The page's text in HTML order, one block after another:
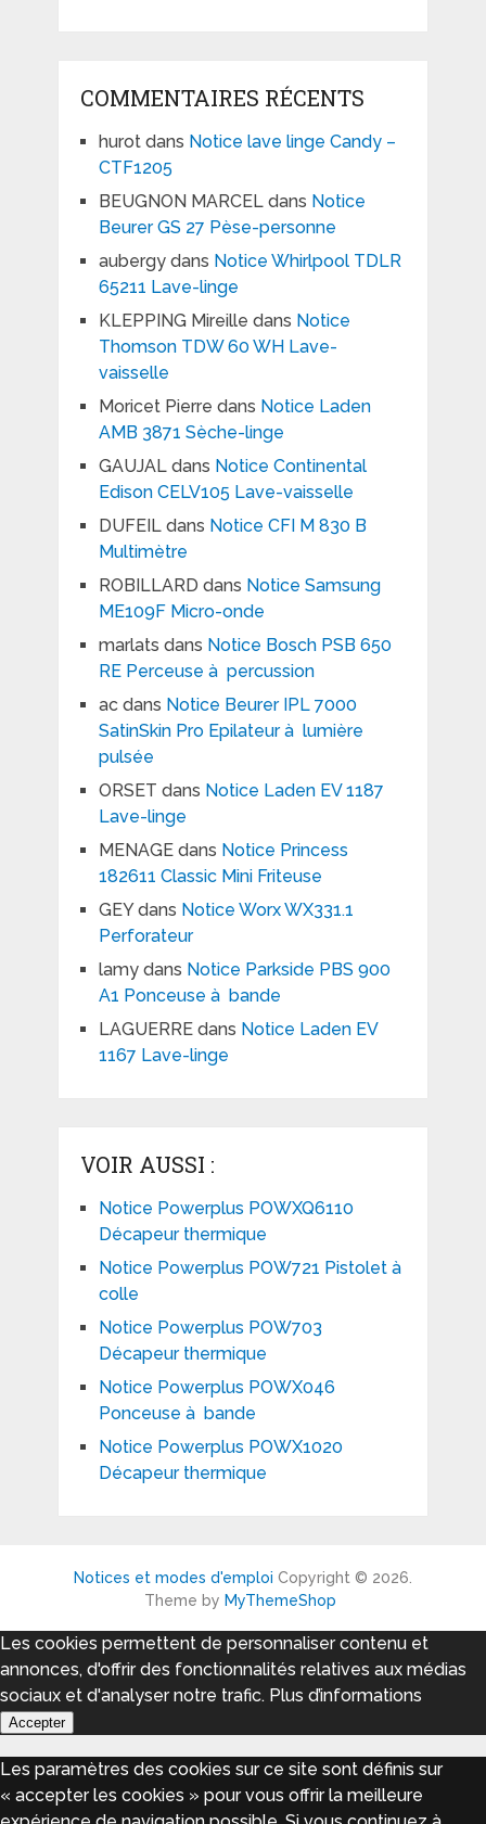
COMMENTAIRES RÉCENTS
hurotdans Notice lave linge Candy –
CTF1205
BEUGNON MARCELdans Notice
Beurer GS 27 Pèse-personne
aubergydans Notice Whirlpool TDLR
65211 Lave-linge
KLEPPING Mireille dans Notice
Thomson TDW 60 WH Lave-
vaisselle
Moricet Pierre dans Notice Laden
AMB 3871 Sèche-linge
GAUJALdans Notice Continental
Edison CELV105 Lave-vaisselle
DUFEILdans Notice CFI M 830 B
Multimètre
ROBILLARD dans Notice Samsung
ME109F Micro-onde
marlats dans Notice Bosch PSB 650
RE Perceuse à percussion
acdans Notice Beurer IPL 7000
SatinSkin Pro Epilateur à lumière
pulsée
ORSET dans Notice Laden EV 1187
Lave-linge
MENAGEdans Notice Princess
182611 Classic Mini Friteuse
GEYdans Notice Worx WX331.1
Perforateur
lamydans Notice Parkside PBS 900
A1 Ponceuse à bande
LAGUERREdans Notice Laden EV
1167 Lave-linge
VOIR AUSSI :
Notice Powerplus POWXQ6110
Décapeur thermique
Notice Powerplus POW721 Pistolet à
colle
Notice Powerplus POW703
Décapeur thermique
Notice Powerplus POWX046
Ponceuse à bande
Notice Powerplus POWX1020
Décapeur thermique
Notices et modes d'emploi Copyright © 2026.
Theme by MyThemeShop
Les cookies permettent de personnaliser contenu et
annonces, d'offrir des fonctionnalités relatives aux médias
sociaux et d'analyser notre trafic. Plus d’informations
Accepter
Les paramètres des cookies sur ce site sont définis sur
« accepter les cookies » pour vous offrir la meilleure